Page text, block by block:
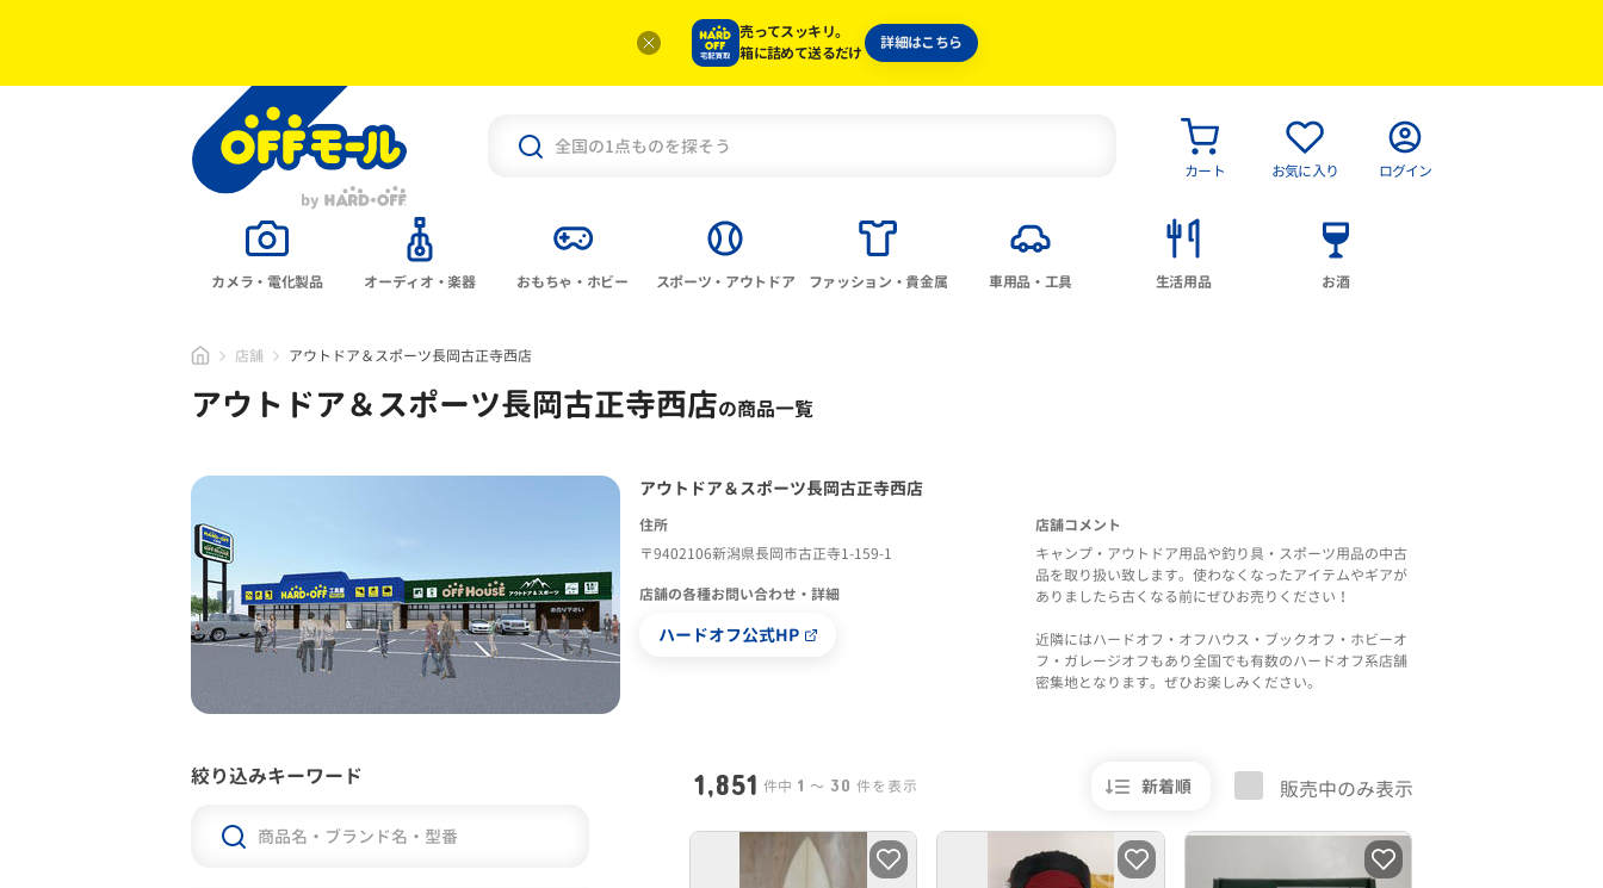
売ってスッキリ。
箱に詰めて送るだけ
詳細はこちら
カート お気に入り ログイン
カメラ・電化製品 オーディオ・楽器 おもちゃ・ホビー スポーツ・アウトドア ファッション・貴金属 車用品・工具 生活用品 お酒
店舗 アウトドア＆スポーツ長岡古正寺西店
アウトドア＆スポーツ長岡古正寺西店の商品一覧
アウトドア＆スポーツ長岡古正寺西店
住所
〒9402106新潟県長岡市古正寺1-159-1
店舗の各種お問い合わせ・詳細
ハードオフ公式HP
店舗コメント
キャンプ・アウトドア用品や釣り具・スポーツ用品の中古
品を取り扱い致します。使わなくなったアイテムやギアが
ありましたら古くなる前にぜひお売りください！
近隣にはハードオフ・オフハウス・ブックオフ・ホビーオ
フ・ガレージオフもあり全国でも有数のハードオフ系店舗
密集地となります。ぜひお楽しみください。
絞り込みキーワード 1,851 件中 1 〜 30 件を表示 新着順 販売中のみ表示